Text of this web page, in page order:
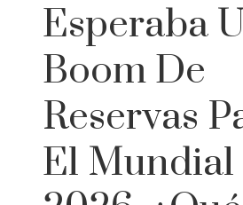
Esperaba
Boom De
Reservas
El Mundial